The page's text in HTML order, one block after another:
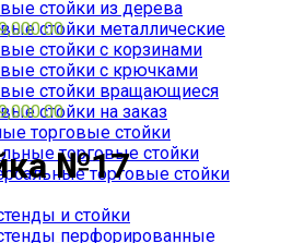
стойки из дерева
стойки металлические
стойки с корзинами
стойки с крючками
стойки вращающиеся
стойки на заказ
торговые стойки
торговые стойки
торговые стойки
и стойки
перфорированные
№17